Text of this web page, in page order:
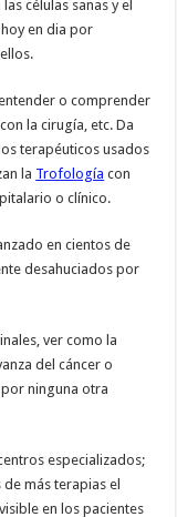
células sanas y el
en dia por
o comprender
la cirugía, etc. Da
terapéuticos usados
la Trofología con
o clínico.
en cientos de
desahuciados por
ver como la
del cáncer o
ninguna otra
especializados;
más terapias el
en los pacientes